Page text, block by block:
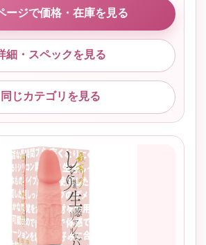
ージで価格・在庫を見る
細・スペックを見る
同じカテゴリを見る